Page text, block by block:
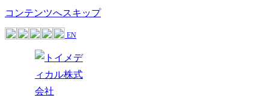
コンテンツへスキップ
EN